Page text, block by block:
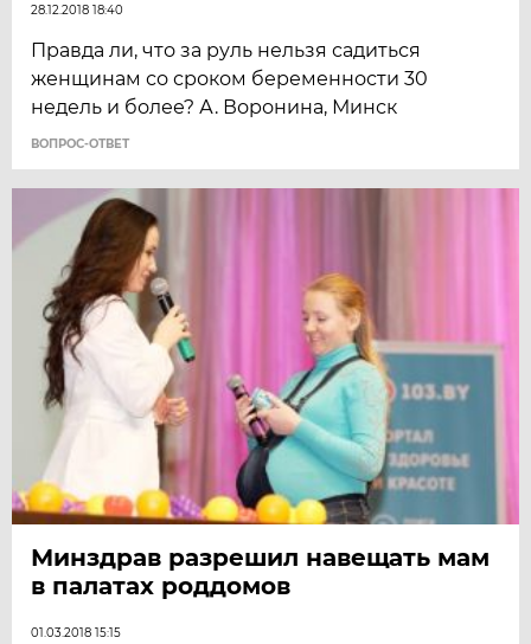
28.12.2018 18:40
Правда ли, что за руль нельзя садиться
женщинам со сроком беременности 30
недель и более? А. Воронина, Минск
ВОПРОС-ОТВЕТ
Минздрав разрешил навещать мам
в палатах роддомов
01.03.2018 15:15